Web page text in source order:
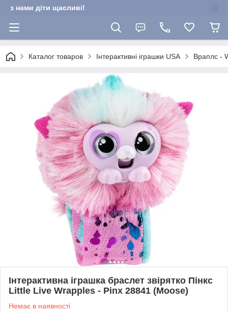
з нами діти щасливі!
Каталог товаров Інтерактивні іграшки USA Враплс -
Інтерактивна іграшка браслет звірятко Пінкс
Little Live Wrapples - Pinx 28841 (Moose)
Немає в наявності